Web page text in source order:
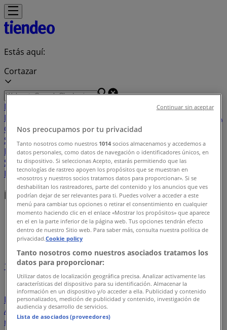
Estás aquí:
Cortazar
Destacados
Departamentales
El Regreso A
Clases HogarFarmacias y
SaludElectrónicaFerreteríasSalud y
BellezaRestaurantesAutosBancos y
ServiciosDeporteLibrerías y PapeleríasOcioNiños
EntretenimientoÓpticas
Índice de ofertas en Cortazar
Tiendeo en Cortazar»
Índice de ofertas
1
Supermercados
Tiendas Departamentales
Farmacias y Salud
Bancos y Servicios
Ropa, Zapatos y
Accesorios
Electrónica Hogar
refrigeradores
lavadoras
Nos preocupamos por tu privacidad
Tanto nosotros como nuestros 1014 socios almacenamos y accedemos a
datos personales, como datos de navegación o identificadores únicos, en
tu dispositivo. Si seleccionas Acepto, estarás permitiendo que las
tecnologías de rastreo apoyen los propósitos que se muestran en
«nosotros y nuestros socios tratamos datos para proporcionar». Si se
deshabilitan los rastreadores, parte del contenido y los anuncios que ves
podrían dejar de ser relevantes para ti. Puedes volver a acceder a este
menú para cambiar tus opciones o retirar el consentimiento en cualquier
momento haciendo clic en el enlace «Mostrar los propósitos» que aparece
en el en la parte inferior de la página web. Tus opciones tendrán efecto
dentro de nuestro Sitio web. Para saber más, consulta nuestra política de
privacidad.Cookie policy
Tanto nosotros como nuestros asociados tratamos los
datos para proporcionar:
Utilizar datos de localización geográfica precisa. Analizar activamente las
características del dispositivo para su identificación. Almacenar la
información en un dispositivo y/o acceder a ella. Publicidad y contenido
personalizados, medición de publicidad y contenido, investigación de
audiencia y desarrollo de servicios.
Lista de asociados (proveedores)
Continuar sin aceptar